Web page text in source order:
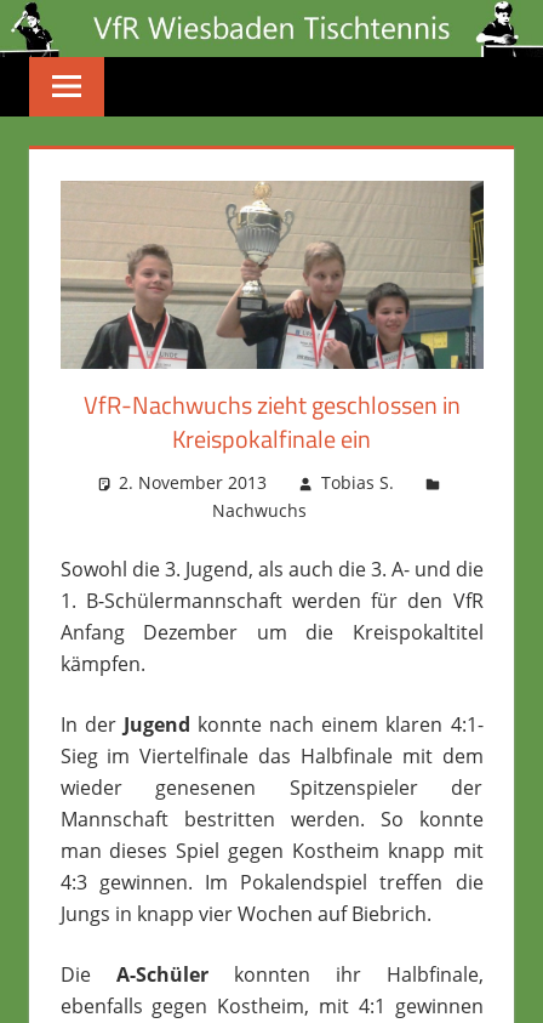
Zum
Inhalt
springen
VfR-Nachwuchs zieht geschlossen in
Kreispokalfinale ein
2. November 2013
Tobias S.
Nachwuchs
Sowohl die 3. Jugend, als auch die 3. A- und die
1. B-Schülermannschaft werden für den VfR
Anfang Dezember um die Kreispokaltitel
kämpfen.
In der Jugend konnte nach einem klaren 4:1-
Sieg im Viertelfinale das Halbfinale mit dem
wieder genesenen Spitzenspieler der
Mannschaft bestritten werden. So konnte
man dieses Spiel gegen Kostheim knapp mit
4:3 gewinnen. Im Pokalendspiel treffen die
Jungs in knapp vier Wochen auf Biebrich.
Die A-Schülerkonnten ihr Halbfinale,
ebenfalls gegen Kostheim, mit 4:1 gewinnen